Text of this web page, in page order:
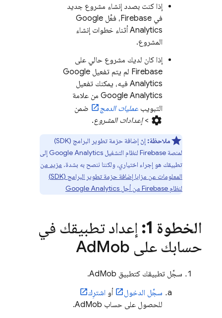
إذا كنت بصدد إنشاء مشروع جديد
في Firebase، فعِّل
Google
Analytics أثناء خطوات إنشاء
المشروع.
إذا كان لديك مشروع حالي على
Firebase لم يتم تفعيل
Google
Analytics فيه، يمكنك تفعيل
Google Analytics من علامة
التبويب عمليات الدمج ضمن
settings
>إعدادات المشروع.
ملاحظة:
إنّ إضافة حزمة تطوير البرامج (SDK)
لمنصة Firebase لنظام التشغيل
Google Analytics إلى
تطبيقك هو إجراء اختياري، ولكننا ننصح به بشدة. مزيد من
المعلومات عن مزايا إضافة حزمة تطوير البرامج (SDK)
لنظام Firebase من أجل
Google Analytics
الخطوة 1:
إعداد تطبيقك في
حسابك على
AdMob
سجِّل تطبيقك كتطبيق AdMob
.
سجِّل الدخول
أو اشترِك
للحصول على حساب AdMob
.